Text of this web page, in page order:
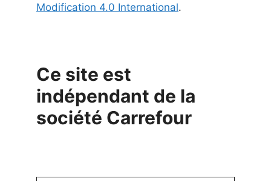
Modification 4.0 International.
Ce site est
indépendant de la
société Carrefour